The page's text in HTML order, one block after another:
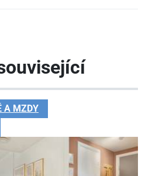
A MZDY